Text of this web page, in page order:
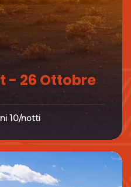
- 26 Ottobre
10/notti